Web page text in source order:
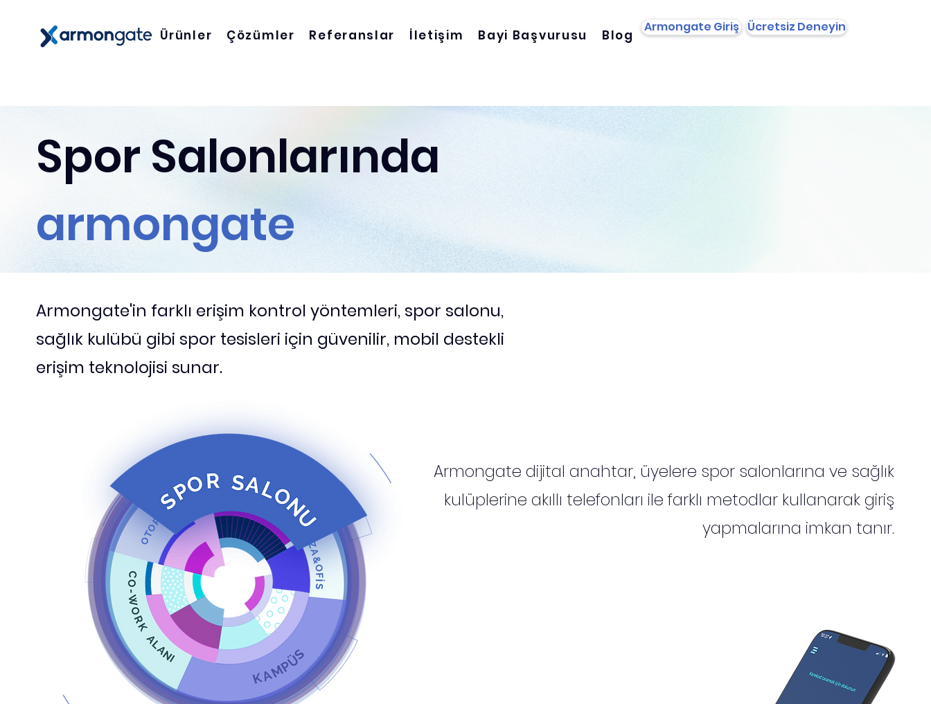
Ürünler Çözümler Referanslar İletişim Bayi Başvurusu Blog
Armongate Giriş Ücretsiz Deneyin
Spor Salonlarında
armongate
Armongate'in farklı erişim kontrol yöntemleri, spor salonu,
sağlık kulübü gibi spor tesisleri için güvenilir, mobil destekli
erişim teknolojisi sunar.
Armongate dijital anahtar, üyelere spor salonlarına ve sağlık
kulüplerine akıllı telefonları ile farklı metodlar kullanarak giriş
yapmalarına imkan tanır.